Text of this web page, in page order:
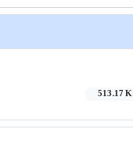
513.17 K